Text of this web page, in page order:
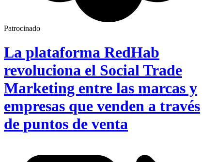
Patrocinado
La plataforma RedHab
revoluciona el Social Trade
Marketing entre las marcas y
empresas que venden a través
de puntos de venta